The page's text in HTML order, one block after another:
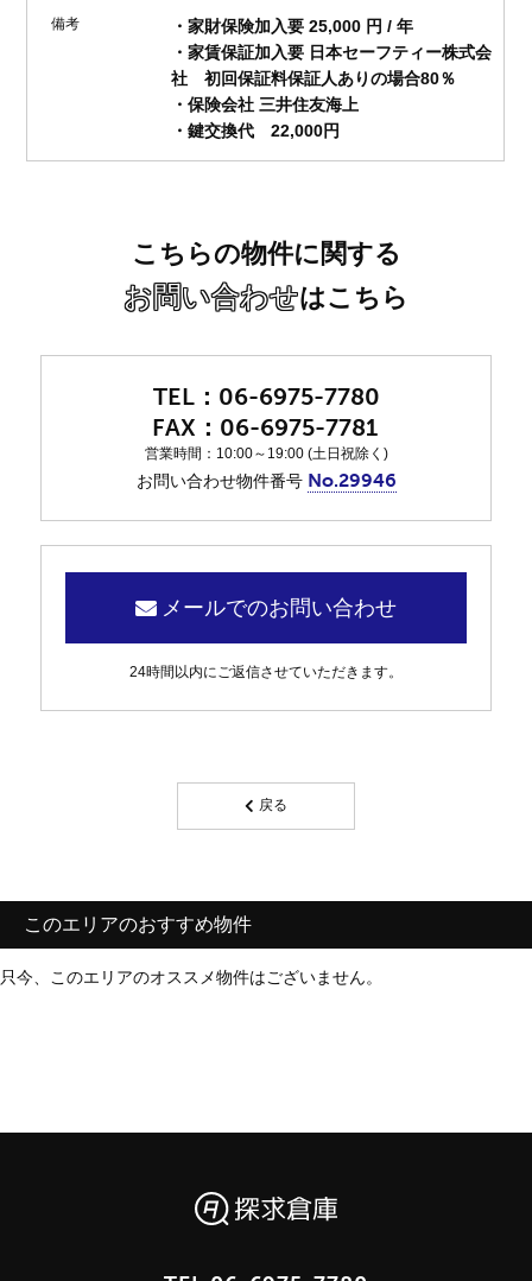
備考
・家財保険加入要 25,000 円 / 年
・家賃保証加入要 日本セーフティー株式会
社 初回保証料保証人ありの場合80％
・保険会社 三井住友海上
・鍵交換代 22,000円
こちらの物件に関する
お問い合わせはこちら
06-6975-7780
06-6975-7781
営業時間：10:00～19:00 (土日祝除く)
お問い合わせ物件番号 No.29946
メールでのお問い合わせ
24時間以内にご返信させていただきます。
戻る
このエリアのおすすめ物件
只今、このエリアのオススメ物件はございません。